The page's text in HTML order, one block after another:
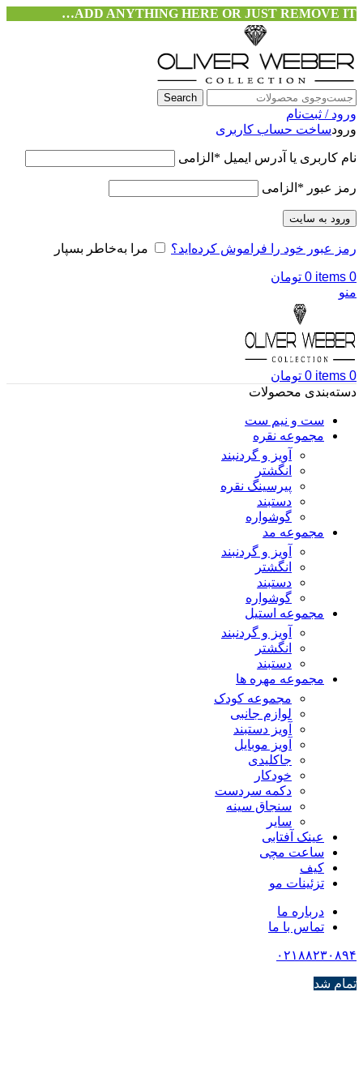
ADD ANYTHING HERE OR JUST REMOVE IT…
Search
ورود / ثبت‌نام
ورودساخت حساب کاربری
نام کاربری یا آدرس ایمیل * الزامی
رمز عبور * الزامی
ورود به سایت
رمز عبور خود را فراموش کرده‌اید؟ مرا به‌خاطر بسپار
0
items
0 تومان
منو
0
items
0 تومان
دسته‌بندی محصولات
ست و نیم ست
مجموعه نقره
آویز و گردنبند
انگشتر
پیرسینگ نقره
دستبند
گوشواره
مجموعه مد
آویز و گردنبند
انگشتر
دستبند
گوشواره
مجموعه استیل
آویز و گردنبند
انگشتر
دستبند
مجموعه مهره ها
مجموعه کودک
لوازم جانبی
آویز دستبند
آویز موبایل
جاکلیدی
خودکار
دکمه سردست
سنجاق سینه
سایر
عینک آفتابی
ساعت مچی
کیف
تزئینات مو
درباره ما
تماس با ما
۰۲۱۸۸۲۳۰۸۹۴
تمام شد